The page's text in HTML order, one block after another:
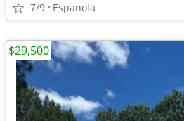
7/9 Espanola
$29,500